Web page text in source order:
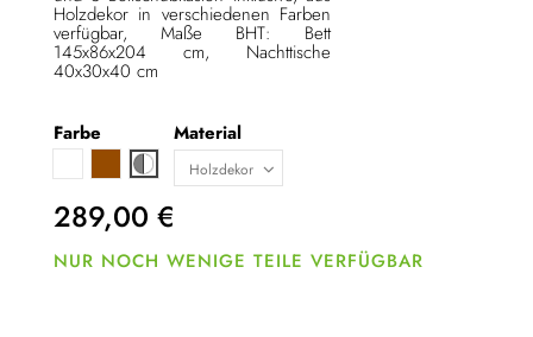
Holzdekor in verschiedenen Farben
verfügbar, Maße BHT: Bett
145x86x204 cm, Nachttische
40x30x40 cm
Farbe
BraunWeiß / grau
Material
289,00 €
NUR NOCH WENIGE TEILE VERFÜGBAR